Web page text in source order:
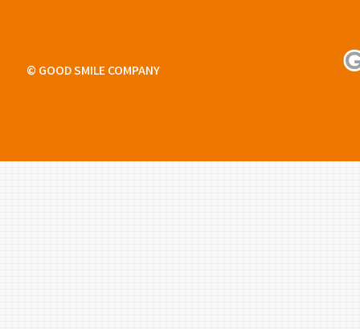
© GOOD SMILE COMPANY